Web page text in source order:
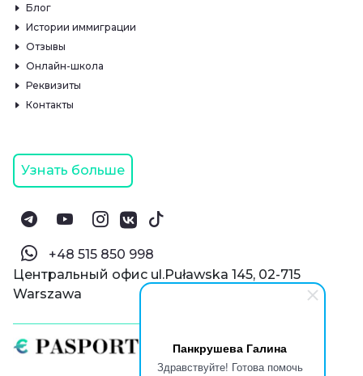
Панкрушева Галина
Здравствуйте! Готова помочь
Блог
Истории иммиграции
Отзывы
Онлайн-школа
Реквизиты
Контакты
Узнать больше
‪+48 515 850 998‬
Центральный офис ul.Puławska 145, 02-715
Warszawa